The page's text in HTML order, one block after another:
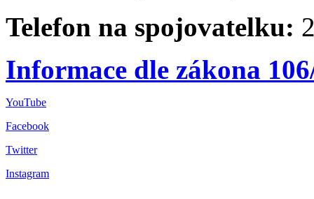
Telefon na spojovatelku:
Informace dle zákona
YouTube
Facebook
Twitter
Instagram